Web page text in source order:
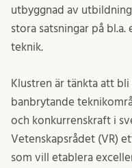
utbyggnad av
stora satsningar på
teknik.
Klustren är tänkta att
banbrytande
och konkurrenskraft i
Vetenskapsrådet (VR)
som vill etablera